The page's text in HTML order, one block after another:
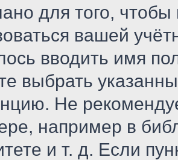
для того, чтобы
вашей
вводить имя
выбрать
Не
например в
и т. д. Если